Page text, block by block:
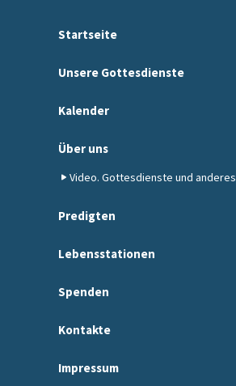
Startseite
Unsere Gottesdienste
Kalender
Über uns
Video. Gottesdienste und anderes
Predigten
Lebensstationen
Spenden
Kontakte
Impressum